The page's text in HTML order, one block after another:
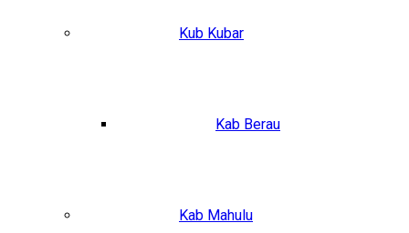
Kub Kubar
Kab Berau
Kab Mahulu